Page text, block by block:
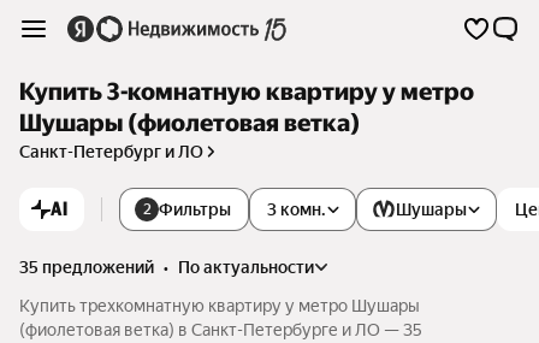
Купить 3-комнатную квартиру у метро
Шушары (фиолетовая ветка)
Санкт-Петербург и ЛО
AI 2 Фильтры 3 комн. Шушары
35 предложений •
по актуальности
Купить трехкомнатную квартиру у метро Шушары
(фиолетовая ветка) в Санкт-Петербурге и ЛО — 35